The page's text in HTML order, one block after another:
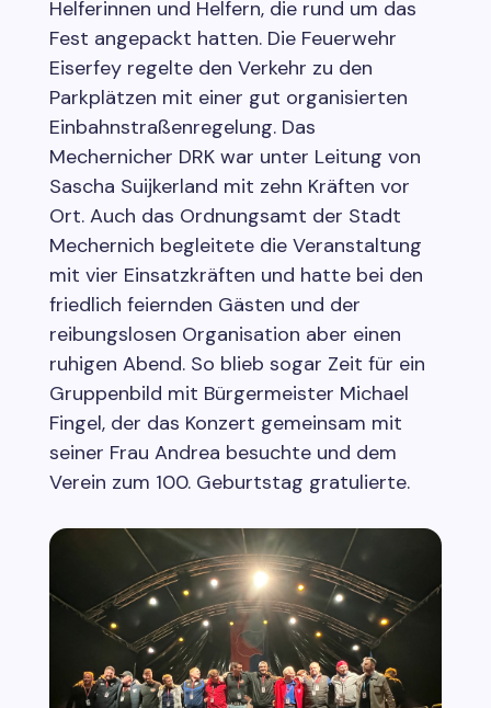
Helferinnen und Helfern, die rund um das
Fest angepackt hatten. Die Feuerwehr
Eiserfey regelte den Verkehr zu den
Parkplätzen mit einer gut organisierten
Einbahnstraßenregelung. Das
Mechernicher DRK war unter Leitung von
Sascha Suijkerland mit zehn Kräften vor
Ort. Auch das Ordnungsamt der Stadt
Mechernich begleitete die Veranstaltung
mit vier Einsatzkräften und hatte bei den
friedlich feiernden Gästen und der
reibungslosen Organisation aber einen
ruhigen Abend. So blieb sogar Zeit für ein
Gruppenbild mit Bürgermeister Michael
Fingel, der das Konzert gemeinsam mit
seiner Frau Andrea besuchte und dem
Verein zum 100. Geburtstag gratulierte.